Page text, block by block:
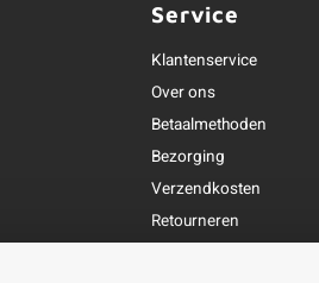
Service
Klantenservice
Over ons
Betaalmethoden
Bezorging
Verzendkosten
Retourneren